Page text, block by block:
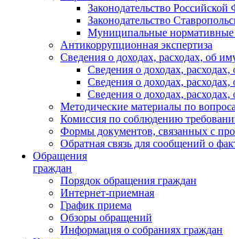
Законодательство Российской
Законодательство
Муниципальные нормативные
Антикоррупционная экспертиза
Сведения о доходах, расходах, об
Сведения о доходах,
Сведения о доходах,
Сведения о доходах,
Методические материалы по
Комиссия по соблюдению
Формы документов, связанных с
Обратная связь для сообщений о
Обращения
граждан
Порядок обращения граждан
Интернет-приемная
График приема
Обзоры обращений
Информация о собраниях граждан